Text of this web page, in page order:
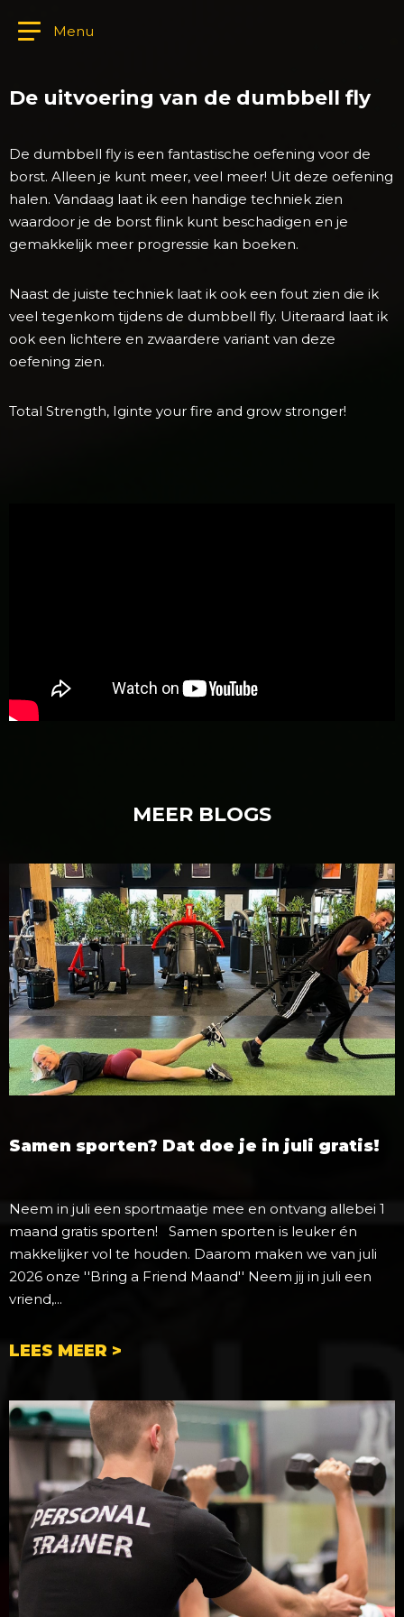
Menu
De uitvoering van de dumbbell fly
De dumbbell fly is een fantastische oefening voor de
borst. Alleen je kunt meer, veel meer! Uit deze oefening
halen. Vandaag laat ik een handige techniek zien
waardoor je de borst flink kunt beschadigen en je
gemakkelijk meer progressie kan boeken.
Naast de juiste techniek laat ik ook een fout zien die ik
veel tegenkom tijdens de dumbbell fly. Uiteraard laat ik
ook een lichtere en zwaardere variant van deze
oefening zien.
Total Strength, Iginte your fire and grow stronger!
MEER BLOGS
Samen sporten? Dat doe je in juli gratis!
Neem in juli een sportmaatje mee en ontvang allebei 1
maand gratis sporten! Samen sporten is leuker én
makkelijker vol te houden. Daarom maken we van juli
2026 onze ''Bring a Friend Maand'' Neem jij in juli een
vriend,...
LEES MEER >